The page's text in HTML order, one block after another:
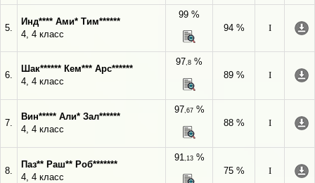
5.
Инд**** Ами* Тим******
4, 4 класс
99 %
94 %
I
6.
Шак****** Кем*** Арс******
4, 4 класс
97,8 %
89 %
I
7.
Вин***** Али* Зал******
4, 4 класс
97,67%
88 %
I
8.
Паз** Раш** Роб*******
4, 4 класс
91,13%
75 %
I